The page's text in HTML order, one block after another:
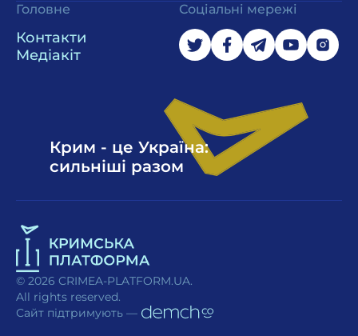
Головне
Контакти
Медіакіт
Соціальні мережі
Крим - це Україна:
сильніші разом
© 2026 CRIMEA-PLATFORM.UA.
All rights reserved.
Сайт підтримують —